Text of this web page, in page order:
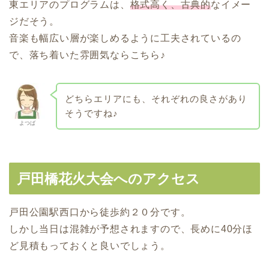
東エリアのプログラムは、 格式高く、古典的なイメー
ジだそう。
音楽も幅広い層が楽しめるように工夫されているの
で、落ち着いた雰囲気ならこちら♪
よつば
どちらエリアにも、それぞれの良さがあり
そうですね♪
戸田橋花火大会へのアクセス
戸田公園駅西口から徒歩約２０分です。
しかし当日は混雑が予想されますので、長めに40分ほ
ど見積もっておくと良いでしょう。